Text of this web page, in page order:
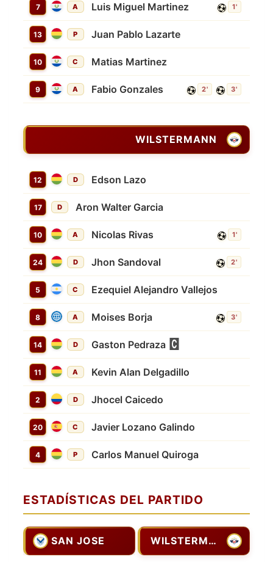
7 A Luis Miguel Martinez 1'
13 P Juan Pablo Lazarte
10 C Matias Martinez
9 A Fabio Gonzales 2' 3'
WILSTERMANN
12 D Edson Lazo
17 D Aron Walter Garcia
10 A Nicolas Rivas 1'
24 D Jhon Sandoval 2'
5 C Ezequiel Alejandro Vallejos
8 A Moises Borja 3'
14 D Gaston Pedraza
11 A Kevin Alan Delgadillo
2 D Jhocel Caicedo
20 C Javier Lozano Galindo
4 P Carlos Manuel Quiroga
ESTADÍSTICAS DEL PARTIDO
SAN JOSE WILSTERMANN